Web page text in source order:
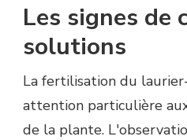
Les signes de
solutions
La fertilisation du
attention particulière
de la plante.